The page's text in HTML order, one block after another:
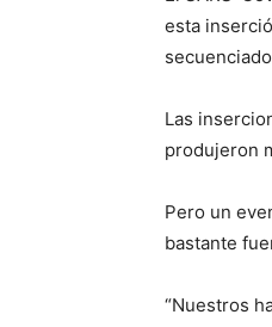
esta
Las
produjeron
Pero un
bastante
“Nuestros